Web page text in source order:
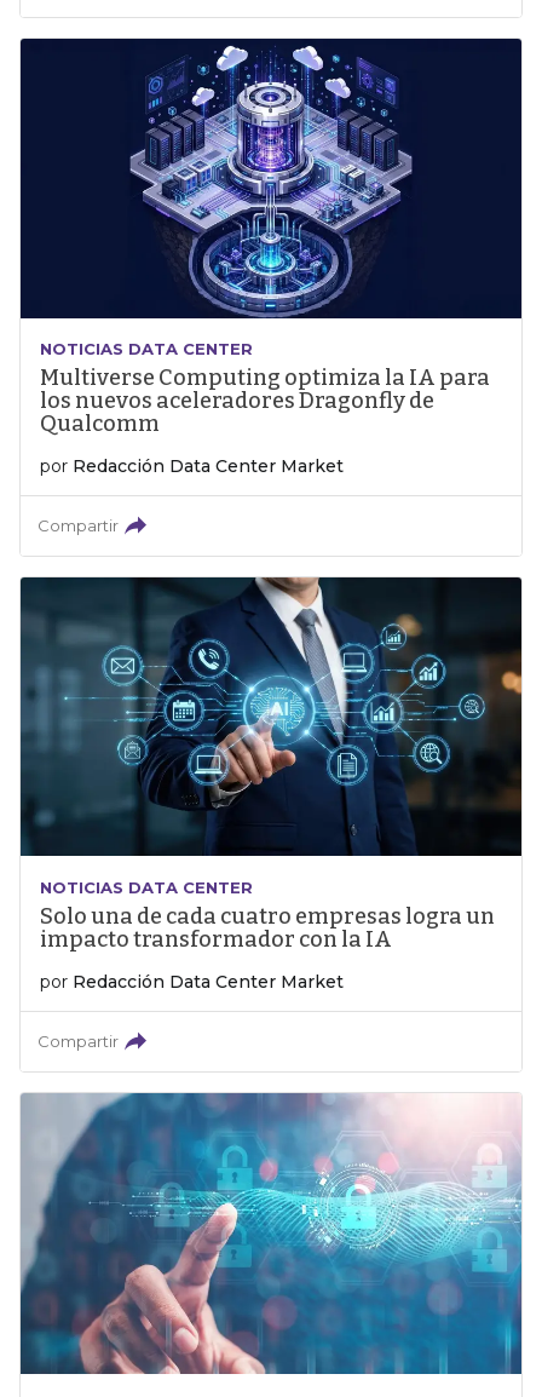
NOTICIAS DATA CENTER
Multiverse Computing optimiza la IA para
los nuevos aceleradores Dragonfly de
Qualcomm
por Redacción Data Center Market
Compartir
NOTICIAS DATA CENTER
Solo una de cada cuatro empresas logra un
impacto transformador con la IA
por Redacción Data Center Market
Compartir